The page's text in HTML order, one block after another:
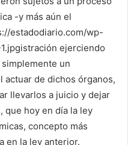
-y más aún el
estadodiario.com/wp-
ejerciendo
un
actuar de dichos órganos,
llevarlos a juicio y dejar
que hoy en día la ley
concepto más
en la ley anterior.